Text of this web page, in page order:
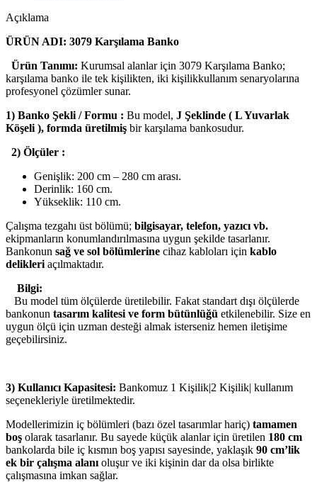
Açıklama
ÜRÜN ADI: 3079 Karşılama Banko
Ürün Tanımı: Kurumsal alanlar için 3079 Karşılama Banko;
karşılama banko ile tek kişilikten, iki kişilikkullanım senaryolarına
profesyonel çözümler sunar.
1) Banko Şekli / Formu : Bu model, J Şeklinde ( L Yuvarlak
Köşeli ), formda üretilmiş bir karşılama bankosudur.
2) Ölçüler :
Genişlik: 200 cm – 280 cm arası.
Derinlik: 160 cm.
Yükseklik: 110 cm.
Çalışma tezgahı üst bölümü; bilgisayar, telefon, yazıcı vb.
ekipmanların konumlandırılmasına uygun şekilde tasarlanır.
Bankonun sağ ve sol bölümlerine cihaz kabloları için kablo
delikleri açılmaktadır.
Bilgi:
Bu model tüm ölçülerde üretilebilir. Fakat standart dışı ölçülerde
bankonun tasarım kalitesi ve form bütünlüğü etkilenebilir. Size en
uygun ölçü için uzman desteği almak isterseniz hemen iletişime
geçebilirsiniz.
3) Kullanıcı Kapasitesi: Bankomuz 1 Kişilik|2 Kişilik| kullanım
seçenekleriyle üretilmektedir.
Modellerimizin iç bölümleri (bazı özel tasarımlar hariç) tamamen
boş olarak tasarlanır. Bu sayede küçük alanlar için üretilen 180 cm
bankolarda bile iç kısmın boş yapısı sayesinde, yaklaşık 90 cm’lik
ek bir çalışma alanı oluşur ve iki kişinin dar da olsa birlikte
çalışmasına imkan sağlar.